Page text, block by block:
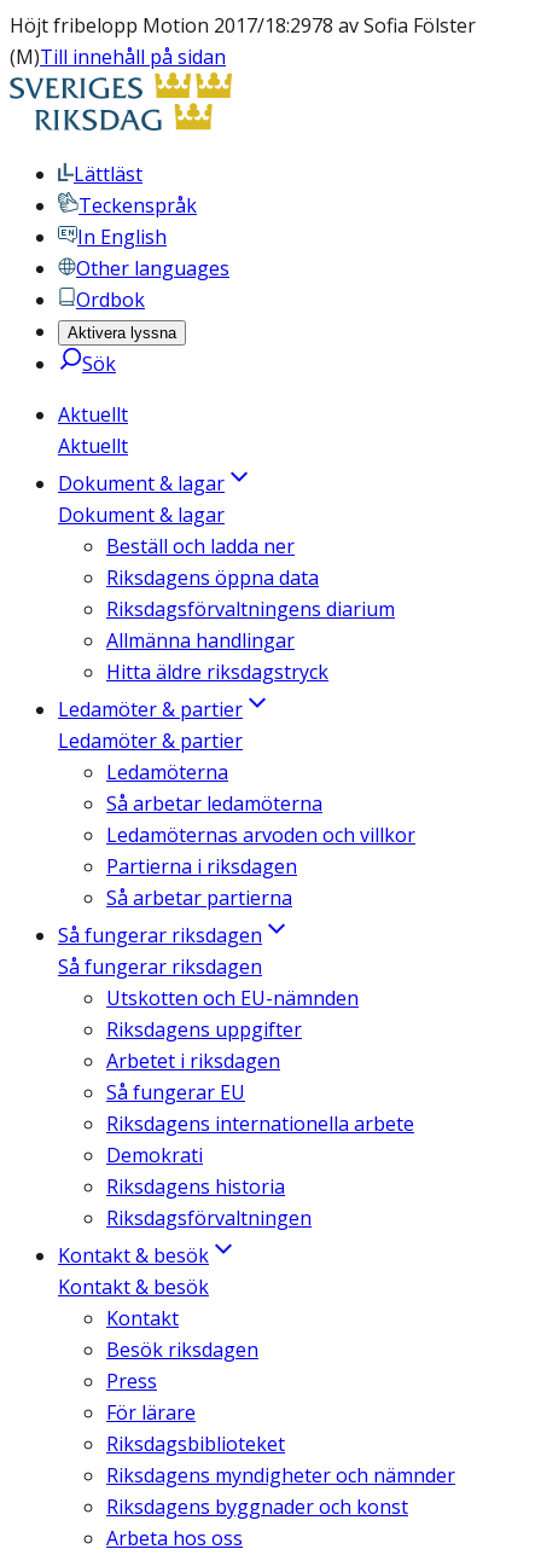
Höjt fribelopp Motion 2017/18:2978 av Sofia Fölster
(M)Till innehåll på sidan
Lättläst
Teckenspråk
In English
Other languages
Ordbok
Aktivera lyssna
Sök
Aktuellt
Aktuellt
Dokument & lagar
Dokument & lagar
Beställ och ladda ner
Riksdagens öppna data
Riksdagsförvaltningens diarium
Allmänna handlingar
Hitta äldre riksdagstryck
Ledamöter & partier
Ledamöter & partier
Ledamöterna
Så arbetar ledamöterna
Ledamöternas arvoden och villkor
Partierna i riksdagen
Så arbetar partierna
Så fungerar riksdagen
Så fungerar riksdagen
Utskotten och EU-nämnden
Riksdagens uppgifter
Arbetet i riksdagen
Så fungerar EU
Riksdagens internationella arbete
Demokrati
Riksdagens historia
Riksdagsförvaltningen
Kontakt & besök
Kontakt & besök
Kontakt
Besök riksdagen
Press
För lärare
Riksdagsbiblioteket
Riksdagens myndigheter och nämnder
Riksdagens byggnader och konst
Arbeta hos oss